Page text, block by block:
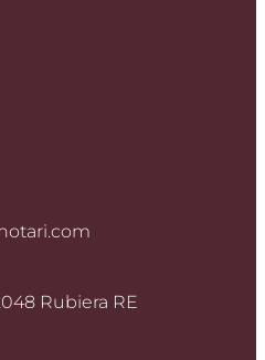
Rubiera RE